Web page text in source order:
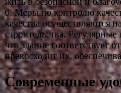
б. Меры по контролю
качества осуществляются
строительства.
что здание соответствует
превосходит их,
Современные